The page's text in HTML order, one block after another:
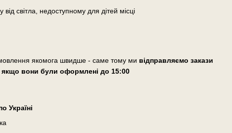
світла, недоступному для дітей місці
якомога швидше - саме тому ми відправляємо закази
якщо вони були оформлені до 15:00
Україні